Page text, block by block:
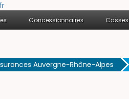
Concessionnaires Casses
Auvergne-Rhône-Alpes